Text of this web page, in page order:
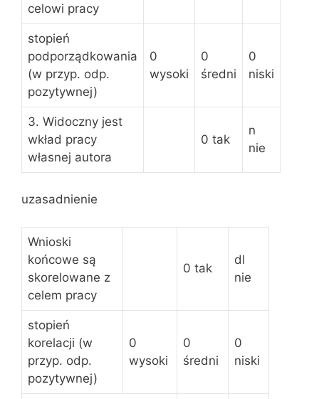
celowi pracy
stopień
podporządkowania
(w przyp. odp.
pozytywnej)
0
wysoki
0
średni
0
niski
3. Widoczny jest
wkład pracy
własnej autora
0 tak
n
nie
uzasadnienie
Wnioski
końcowe są
skorelowane z
celem pracy
0 tak
dl
nie
stopień
korelacji (w
przyp. odp.
pozytywnej)
0
wysoki
0
średni
0
niski